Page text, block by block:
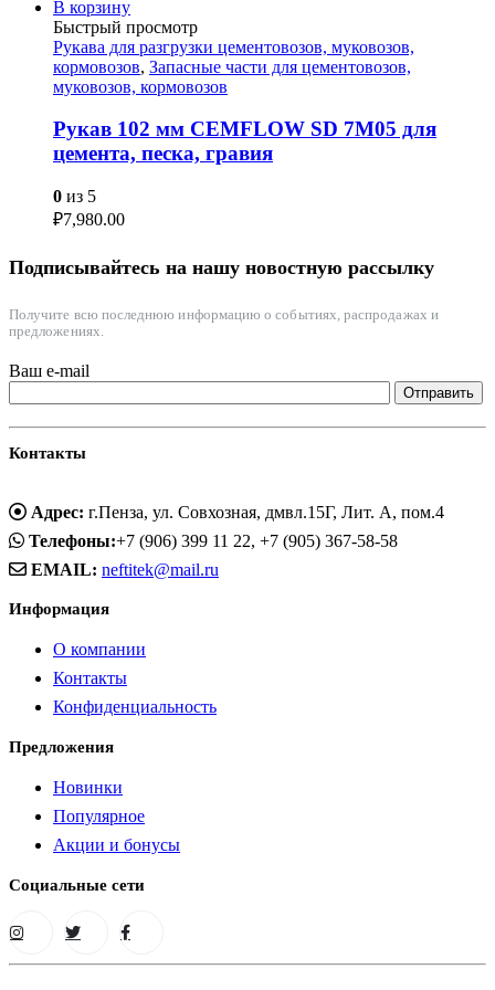
В корзину
Быстрый просмотр
Рукава для разгрузки цементовозов, муковозов,
кормовозов, Запасные части для цементовозов,
муковозов, кормовозов
Рукав 102 мм CEMFLOW SD 7M05 для
цемента, песка, гравия
0 из 5
₽7,980.00
Подписывайтесь на нашу новостную рассылку
Получите всю последнюю информацию о событиях, распродажах и
предложениях.
Ваш e-mail
Контакты
Адрес: г.Пенза, ул. Совхозная, дмвл.15Г, Лит. А, пом.4
Телефоны:+7 (906) 399 11 22, +7 (905) 367-58-58
EMAIL: neftitek@mail.ru
Информация
О компании
Контакты
Конфиденциальность
Предложения
Новинки
Популярное
Акции и бонусы
Социальные сети